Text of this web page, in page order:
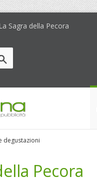
Sagra della Pecora
degustazioni
Pecora